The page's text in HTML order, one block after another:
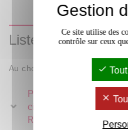
Liste des
Au choix : 1 parmi 2
Parcours - Langue et
civilisation anglaises 4 -
Remédiation
Gestion
Ce site utilise des
contrôle sur ceux